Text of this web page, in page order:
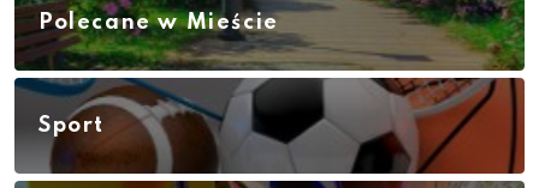
Polecane w Mieście
Sport